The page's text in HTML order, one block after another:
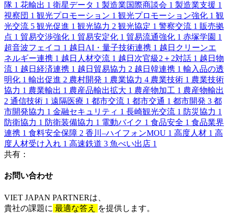
隊 1 花輸出 1 衛星データ 1 製造業国際商談会 1 製造業支援 1
視察団 1 観光プロモーション 1 観光プロモーション強化 1 観
光交流 5 観光促進 1 観光協力 2 観光協定 1 警察交流 1 販売拠
点 1 貿易交渉強化 1 貿易安定化 1 貿易流通強化 1 赤塚学園 1
超音波フェイコ 1 越日AI・量子技術連携 1 越日クリーンエ
ネルギー連携 1 越日人材交流 1 越日次官級2＋2対話 1 越日物
流 1 越日経済連携 1 越日貿易協力 2 越日韓連携 1 輸入品の透
明化 1 輸出促進 2 農村開発 1 農業協力 4 農業技術 1 農業技術
協力 1 農業輸出 1 農産品輸出拡大 1 農産物加工 1 農産物輸出
2 通信技術 1 遠隔医療 1 都市交流 1 都市交通 1 都市開発 3 都
市開発協力 1 金融セキュリティ 1 長崎観光交流 1 防災協力 1
防衛協力 1 防衛装備協力 1 電動バイク 1 食品安全 1 食品業界
連携 1 食料安全保障 2 香川–ハイフォンMOU 1 高度人材 1 高
度人材受け入れ 1 高速鉄道 3 魚べい出店 1
共有：
お問い合わせ​
VIET JAPAN PARTNERは、
貴社の課題に 最適な答え
を提供します。